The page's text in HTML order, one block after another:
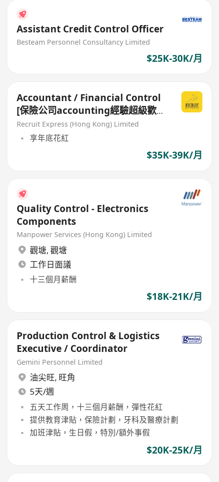
Assistant Credit Control Officer
Besteam Personnel Consultancy Limited
$25K-30K/月
Accountant / Financial Control
[保險公司accounting經驗超級歡
迎!!]
Recruit Express (Hong Kong) Limited
享年底花紅
$35K-39K/月
Quality Control - Electronics
Components
Manpower Services (Hong Kong) Limited
觀塘, 觀塘
工作日面議
十三個月薪酬
$18K-21K/月
Production Control & Logistics
Executive / Coordinator
Gemini Personnel Limited
油尖旺, 旺角
5天/週
五天工作周，十三個月薪酬，彈性花紅
提供教育津貼，保險計劃，牙科及醫療計劃
加班津貼，生日假，特別/額外事假
$20K-25K/月